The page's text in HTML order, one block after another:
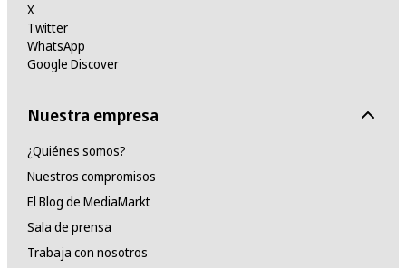
X
Twitter
WhatsApp
Google Discover
Nuestra empresa
¿Quiénes somos?
Nuestros compromisos
El Blog de MediaMarkt
Sala de prensa
Trabaja con nosotros